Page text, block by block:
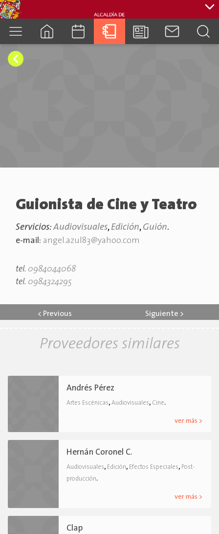
Guionista de Cine y Teatro
Servicios:Audiovisuales, Edición, Guión.
e-mail: angel.azul83@yahoo.com
tel. 0984044068
tel. 0984324295
< Previous Siguiente >
Proveedores similares
Andrés Pérez
Artes Escénicas, Audiovisuales, Cine.
ver más >
Hernán Coronel C.
Audiovisuales, Edición, Efectos Especiales, Post-
producción.
ver más >
Clap